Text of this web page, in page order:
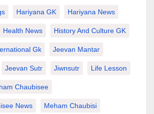
Hariyana GK Hariyana News
Health News History And Culture GK
Gk Jeevan Mantar
Jeevan Sutr Jiwnsutr Life Lesson
Chaubisee
News Meham Chaubisi